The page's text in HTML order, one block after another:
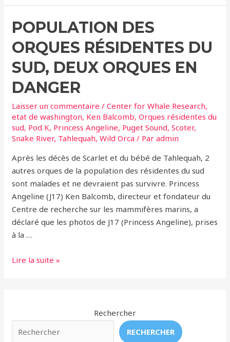
sud
Extinction
–
Et
si
elles
savaient
?
POPULATION DES
ORQUES RÉSIDENTES DU
SUD, DEUX ORQUES EN
DANGER
Laisser un commentaire /Center for Whale Research,
etat de washington, Ken Balcomb,Orques résidentes du
sud, Pod K, Princess Angeline, Puget Sound,Scoter,
Snake River, Tahlequah,Wild Orca / Paradmin
Après les décès de Scarlet et du bébé de Tahlequah, 2
autres orques de la population des résidentes du sud
sont malades et ne devraient pas survivre. Princess
Angeline (J17) Ken Balcomb, directeur et fondateur du
Centre de recherche sur les mammifères marins, a
déclaré que les photos de J17 (Princess Angeline), prises
à la …
Population
sud,
deux
Lire la suite »
Rechercher
RECHERCHER